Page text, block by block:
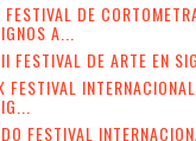
FESTIVAL DE
A...
FESTIVAL DE ARTE EN
FESTIVAL
FESTIVAL